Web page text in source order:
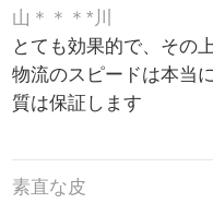
山＊＊＊*川
とても効果的で、その
物流のスピードは本当
質は保証します
素直な皮